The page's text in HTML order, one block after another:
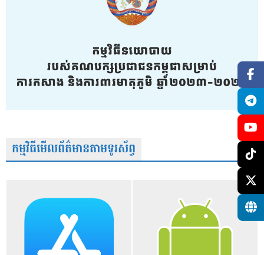
កម្មវិធីមើលព័ត៌មានតាមទូរស័ព្វ